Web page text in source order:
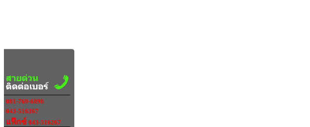
081-769-6898
043-516367
แฟ๊กซ์ 043-516267